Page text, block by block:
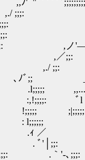
ﾞﾞ
,./ ;;;:
/
,/ﾞ
'―ｰ
;;;;;: ,
,./
ﾉﾞ;; _v-
,,....
ﾞl丶;:
;|;;;;;:
ｌ､;;;;:
ﾞ
. ﾞ'│;;:
.｀